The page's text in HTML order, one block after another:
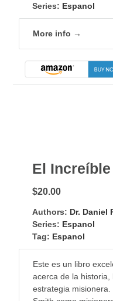
Series: Espanol
More info →
El
$20.00
Authors: Dr. Daniel
Series: Espanol
Tag: Espanol
Este es un libro
acerca de la historia,
estrategia misionera.